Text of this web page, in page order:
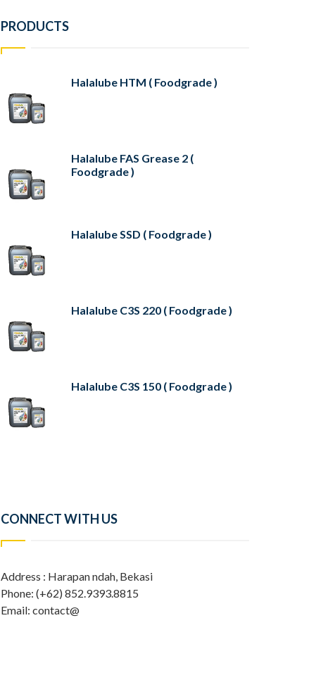
PRODUCTS
Halalube HTM ( Foodgrade )
Halalube FAS Grease 2 (
Foodgrade )
Halalube SSD ( Foodgrade )
Halalube C3S 220 ( Foodgrade )
Halalube C3S 150 ( Foodgrade )
CONNECT WITH US
Address : Harapan ndah, Bekasi
Phone: (+62) 852.9393.8815
Email: contact@